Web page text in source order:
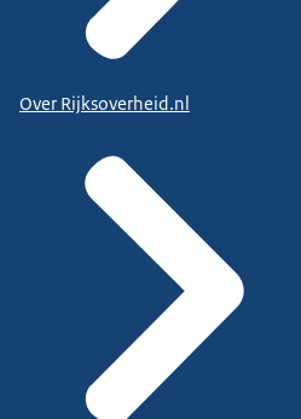
Over Rijksoverheid.nl